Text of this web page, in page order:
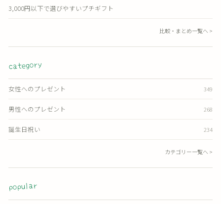
3,000円以下で選びやすいプチギフト
比較・まとめ一覧へ >
category
女性へのプレゼント 349
男性へのプレゼント 268
誕生日祝い 234
カテゴリー一覧へ >
popular